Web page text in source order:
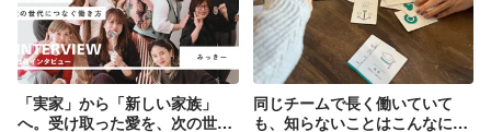
「実家」から「新しい家族」
へ。受け取った愛を、次の世代
同じチームで長く働いていて
も、知らないことはこんなにあ